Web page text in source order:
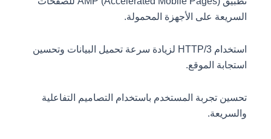
السريعة على الأجهزة المحمولة.
استخدام HTTP/3 لزيادة سرعة تحميل البيانات وتحسين
استجابة الموقع.
تحسين تجربة المستخدم باستخدام التصاميم التفاعلية
والسريعة.